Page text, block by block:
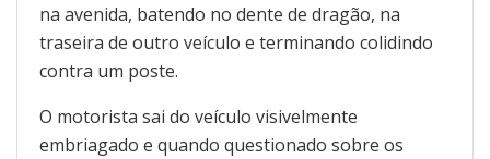
na avenida, batendo no dente de dragão, na
traseira de outro veículo e terminando colidindo
contra um poste.
O motorista sai do veículo visivelmente
embriagado e quando questionado sobre os